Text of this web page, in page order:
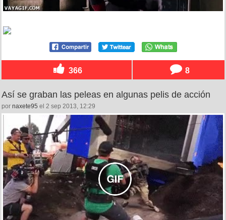
366 8
Así se graban las peleas en algunas pelis de acción
por naxete95 el 2 sep 2013, 12:29